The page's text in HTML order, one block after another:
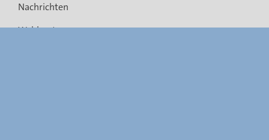
Nachrichten
Wahlsystem